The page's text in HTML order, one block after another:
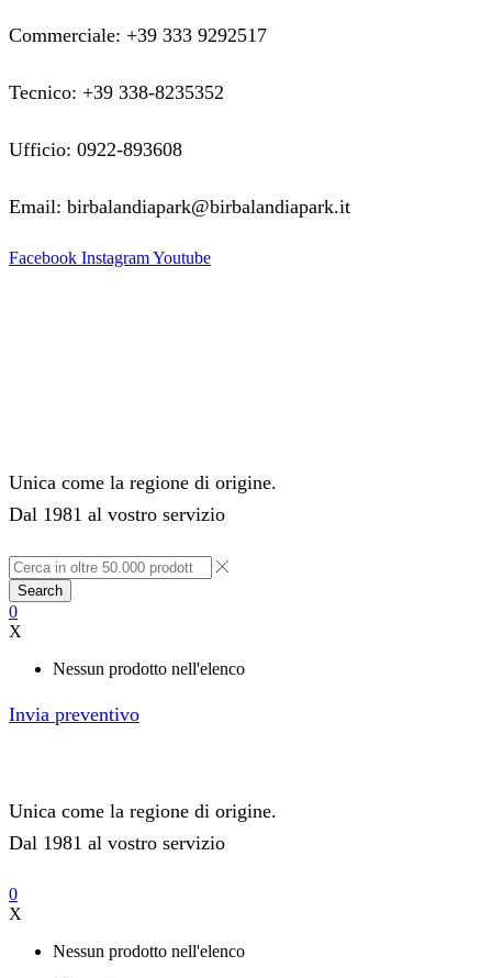
Commerciale: +39 333 9292517
Tecnico: +39 338-8235352
Ufficio: 0922-893608
Email: birbalandiapark@birbalandiapark.it
Facebook InstagramYoutube
Unica come la regione di origine.
Dal 1981 al vostro servizio
Search
0
X
Nessun prodotto nell'elenco
Invia preventivo
Unica come la regione di origine.
Dal 1981 al vostro servizio
0
X
Nessun prodotto nell'elenco